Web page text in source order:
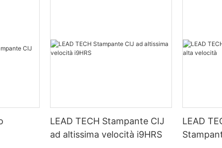
LEAD TECH Stampante CIJ
ad altissima velocità i9HRS
LEAD